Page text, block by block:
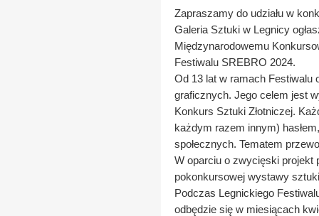
Zapraszamy do udziału w
Galeria Sztuki w Legnicy
Międzynarodowemu
Festiwalu SREBRO 2024.
Od 13 lat w ramach Festiwalu
graficznych. Jego celem jest
Konkurs Sztuki Złotniczej.
każdym razem innym)
społecznych. Tematem
W oparciu o zwycięski projekt
pokonkursowej wystawy
Podczas Legnickiego
odbędzie się w miesiącach